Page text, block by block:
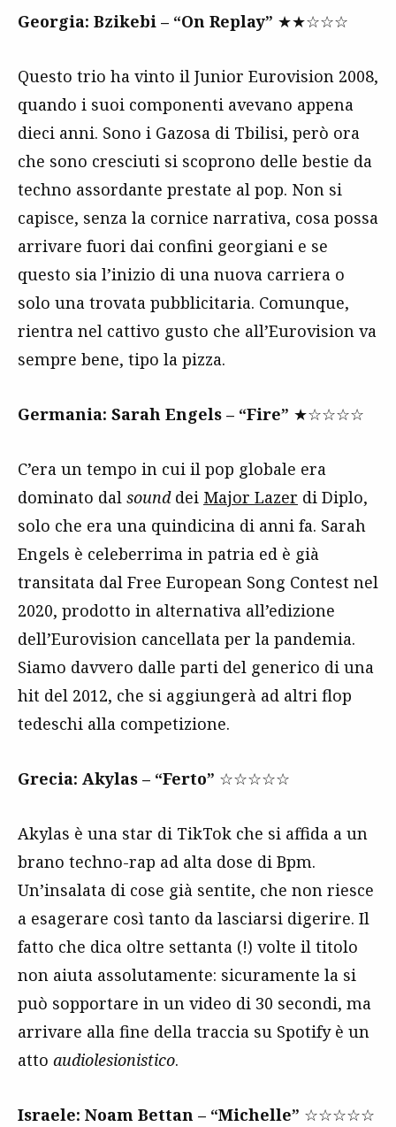
Georgia: Bzikebi – “On Replay” ★★☆☆☆
Questo trio ha vinto il Junior Eurovision 2008,
quando i suoi componenti avevano appena
dieci anni. Sono i Gazosa di Tbilisi, però ora
che sono cresciuti si scoprono delle bestie da
techno assordante prestate al pop. Non si
capisce, senza la cornice narrativa, cosa possa
arrivare fuori dai confini georgiani e se
questo sia l’inizio di una nuova carriera o
solo una trovata pubblicitaria. Comunque,
rientra nel cattivo gusto che all’Eurovision va
sempre bene, tipo la pizza.
Germania: Sarah Engels – “Fire” ★☆☆☆☆
C’era un tempo in cui il pop globale era
dominato dal sounddei Major Lazer di Diplo,
solo che era una quindicina di anni fa. Sarah
Engels è celeberrima in patria ed è già
transitata dal Free European Song Contest nel
2020, prodotto in alternativa all’edizione
dell’Eurovision cancellata per la pandemia.
Siamo davvero dalle parti del generico di una
hit del 2012, che si aggiungerà ad altri flop
tedeschi alla competizione.
Grecia: Akylas – “Ferto” ☆☆☆☆☆
Akylas è una star di TikTok che si affida a un
brano techno-rap ad alta dose di Bpm.
Un’insalata di cose già sentite, che non riesce
a esagerare così tanto da lasciarsi digerire. Il
fatto che dica oltre settanta (!) volte il titolo
non aiuta assolutamente: sicuramente la si
può sopportare in un video di 30 secondi, ma
arrivare alla fine della traccia su Spotify è un
atto audiolesionistico.
Israele: Noam Bettan – “Michelle” ☆☆☆☆☆